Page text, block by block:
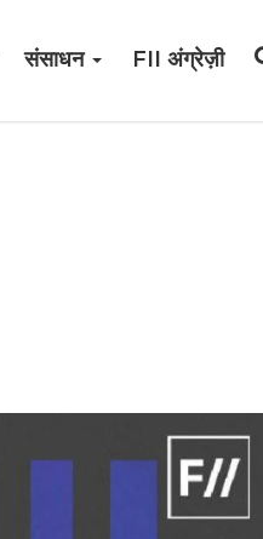
संसाधन FII अंग्रेज़ी